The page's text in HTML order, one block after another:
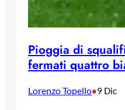
Pioggia di
fermati quattro
Lorenzo Topello•9 Dic